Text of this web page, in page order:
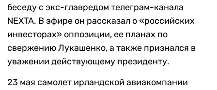
беседу с экс-главредом телеграм-канала
NEXTA. В эфире он рассказал о «российских
инвесторах» оппозиции, ее планах по
свержению Лукашенко, а также признался в
уважении действующему президенту.
23 мая самолет ирландской авиакомпании